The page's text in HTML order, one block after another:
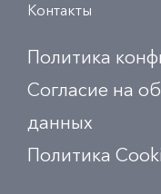
Контакты
Политика
Согласие на
данных
Политика